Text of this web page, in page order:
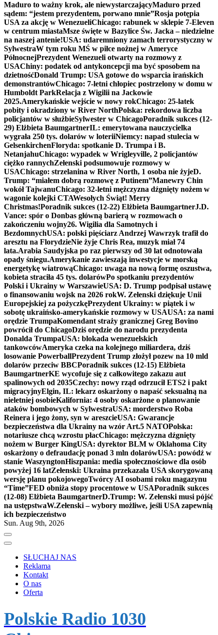
Maduro to ważny krok, ale niewystarczającyMaduro przed
sądem: “jestem prezydentem, porwano mnie”Rosja potępia
USA za akcję w WenezueliChicago: rabunek w sklepie 7-Eleven
w centrum miastaMsze święte w Bazylice Św. Jacka – niedzielne
na naszej antenie!USA: udaremniony zamach terrorystyczny w
SylwestraW tym roku MŚ w piłce nożnej w Ameryce
PółnocnejPrezydent Wenezueli otwarty na rozmowy z
USAChiny: podatek od antykoncepcji ma być sposobem na
dzietnośćDonald Trump: USA gotowe do wsparcia irańskich
demonstrantówChicago: 7-letni chłopiec postrzelony w domu w
Humboldt ParkRelacja z Wigilii na Jackowie
2025.Amerykańskie wejście w nowy rokChicago: 25-latek
pobity i okradziony w River NorthPolska: rekordowa liczba
policjantów w służbieSylwester w ChicagoPoradnik sukces (12-
29) Elżbieta BaumgartnerIL: emerytowana nauczycielka
wygrała 250 tys. dolarów w loteriiNiemcy: napad stulecia w
GelsenkirchenFloryda: spotkanie D. Trumpa i B.
NetanjahuChicago: wypadek w Wrigleyville, 2 policjantów
ciężko rannychZełenski podsumowuje rozmowy w
USAChicago: strzelanina w River North, 1 osoba nie żyjeD.
Trump: “miałem dobrą rozmowę z Putinem”Manewry Chin
wokół TajwanuChicago: 32-letni mężczyzna dźgnięty nożem w
wagonie kolejki CTAWesołych Świąt! Merry
Christmas!Poradnik sukces (12-22) Elżbieta BaumgartnerJ.D.
Vance: spór o Donbas główną barierą w rozmowach o
zakończeniu wojny26. Wigilia dla Samotnych i
BezdomnychUSA: polski pięściarz Andrzej Wawrzyk trafił do
aresztu na FlorydzieNie żyje Chris Rea, muzyk miał 74
lata.Arabia Saudyjska po raz pierwszy od 30 lat odnotowała
opady śniegu.Amerykanie zawieszają inwestycje w morską
energetykę wiatrowąChicago: uwaga na nową formę oszustwa,
kobieta straciła 45 tys. dolarówPo spotkaniu prezydentów
Polski i Ukrainy w WarszawieUSA: D. Trump podpisał ustawę
o finansowaniu wojsk na 2026 rokW. Zełenski dziękuje Unii
Europejskiej za pożyczkęPrezydent Ukrainy: w piątek i w
sobotę ukraińsko-amerykańskie rozmowy w USAUSA: za nami
orędzie TrumpaKomendant straży granicznej Greg Bovino
powrócił do ChicagoDziś orędzie do narodu prezydenta
Donalda TrumpaUSA: blokada wenezuelskich
tankowcówAmeryka czeka na kolejnego miliardera, dziś
losowanie PowerballPrezydent Trump złożył pozew na 10 mld
dolarów przeciw BBCPoradnik sukces (12-15) Elżbieta
BaumgartnerKE wycofuje się z całkowitego zakazu aut
spalinowych od 2035Czechy: nowy rząd odrzucił ETS2 i pakt
migracyjnyElgin, IL: lekarz oskarżony o napaść seksualną na
nieletniej osobieKalifornia: 4 osoby oskarżone o planowanie
ataków bombowych w SylwestraUSA: morderstwo Roba
Reinera i jego żony, syn w areszcieUSA: Gwarancje
bezpieczeństwa dla Ukrainy na wzór Art.5 NATOPolska:
notariusze chcą wzrostu płacChicago: mężczyzna dźgnięty
nożem w Burger KingUSA: dyrektor BLM w Oklahoma City
oskarżony o defraudację ponad 3 mln dolarówUSA: powódź w
stanie WaszyngtonHiszpania: media społecznościowe dla osób
powyżej 16 latZełenski: Ukraina przekazała USA skorygowaną
wersję planu pokojowegoTwórcy AI osobami roku magazynu
“Time”FED obniża stopy procentowe w USAPoradnik sukces
(12-08) Elżbieta BaumgartnerD.Trump: W. Zełenski musi pójść
na ustępstwaW.Zełenski – wybory możliwe, jeśli USA zapewnią
ich bezpieczeństwo
Sun. Aug 9th, 2026
SŁUCHAJ NAS
Reklama
Kontakt
O nas
Oferta
Polskie Radio 1030